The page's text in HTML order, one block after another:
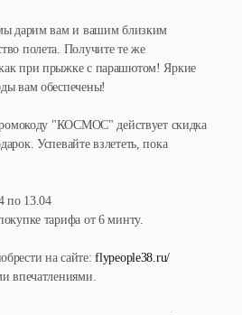
дарим вам и вашим близким
полета. Получите те же
при прыжке с парашютом! Яркие
вам обеспечены!
"КОСМОС" действует скидка
Успевайте взлететь, пока
по 13.04
тарифа от 6 минту.
на сайте:flypeople38.ru/
впечатлениями.